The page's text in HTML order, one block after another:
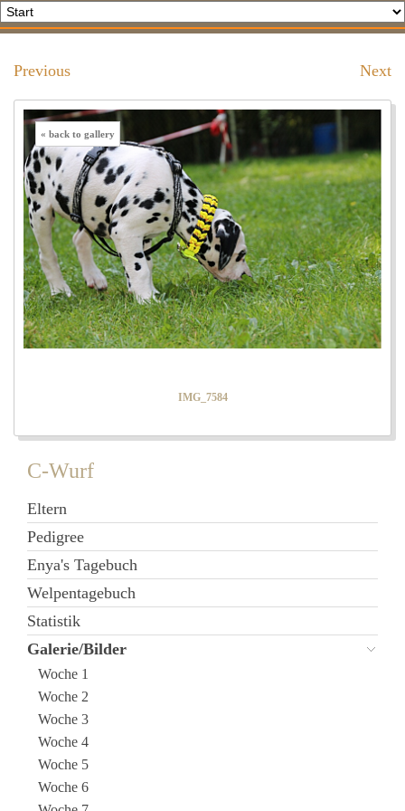
Previous Next
« back to gallery
IMG_7584
C-Wurf
Eltern
Pedigree
Enya's Tagebuch
Welpentagebuch
Statistik
Galerie/Bilder
Woche 1
Woche 2
Woche 3
Woche 4
Woche 5
Woche 6